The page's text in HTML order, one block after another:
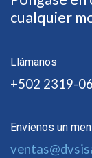
cualquier
Llámanos
+502 2319-
Envíenos un